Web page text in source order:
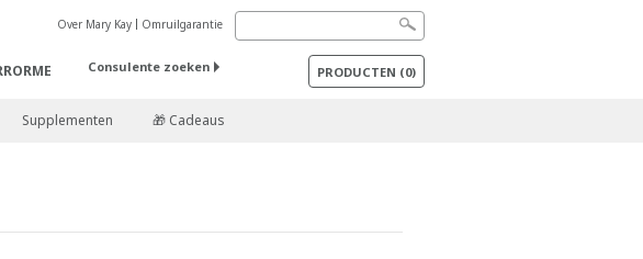
Over Mary Kay Omruilgarantie
Consulente zoeken PRODUCTEN (0)
Supplementen 🎁 Cadeaus